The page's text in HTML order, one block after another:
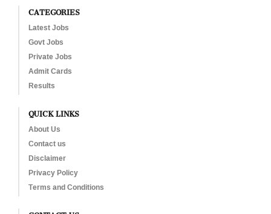
CATEGORIES
Latest Jobs
Govt Jobs
Private Jobs
Admit Cards
Results
QUICK LINKS
About Us
Contact us
Disclaimer
Privacy Policy
Terms and Conditions